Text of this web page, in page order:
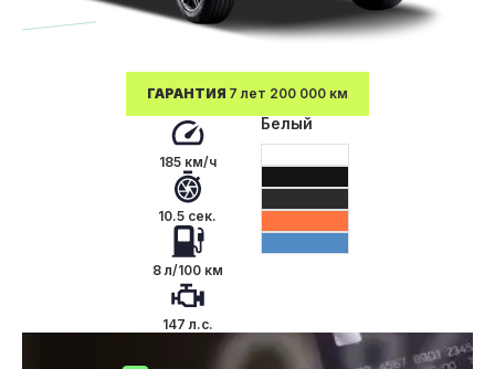
185 км/ч
10.5 сек.
8 л/100 км
147 л.с.
Белый
ГАРАНТИЯ 7 лет 200 000 км